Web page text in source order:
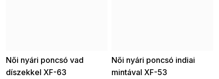
Női nyári poncsó vad
díszekkel XF-63
Női nyári poncsó indiai
mintával XF-53